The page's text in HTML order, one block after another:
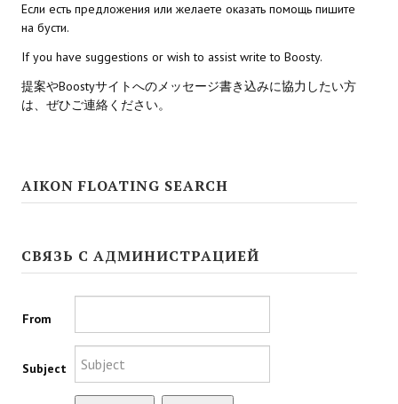
GTA 5
Mass Effect Andromeda
Neverwinter Nights 1
Sims 3
Star Wars Jedi Knight: Dark Force II
Star Wars Knights of the Old Republic 1
Star Wars Knights of the Old Republic 2
Titan Quest Immortal Throne
Если есть предложения или желаете оказать помощь пишите
на бусти.
If you have suggestions or wish to assist write to Boosty.
提案やBoostyサイトへのメッセージ書き込みに協力したい方
は、ぜひご連絡ください。
AIKON FLOATING SEARCH
СВЯЗЬ С АДМИНИСТРАЦИЕЙ
From
Subject